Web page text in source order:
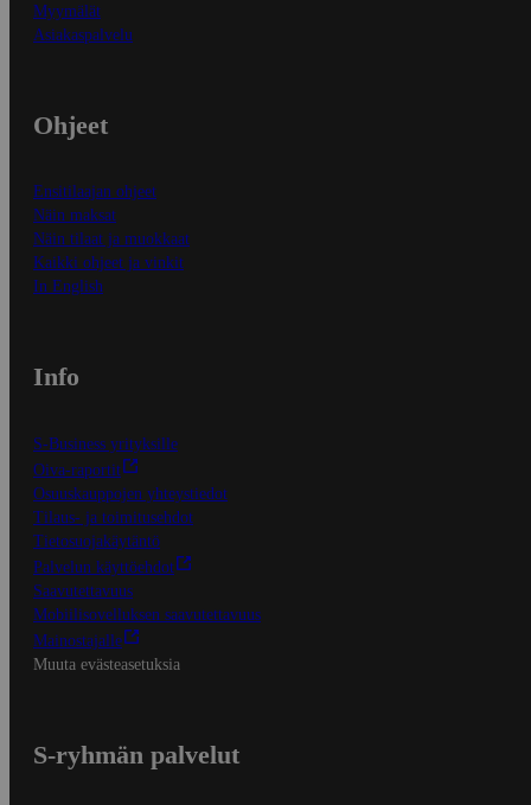
Myymälät
Asiakaspalvelu
Ohjeet
Ensitilaajan ohjeet
Näin maksat
Näin tilaat ja muokkaat
Kaikki ohjeet ja vinkit
In English
Info
S-Business yrityksille
Oiva-raportit
Osuuskauppojen yhteystiedot
Tilaus- ja toimitusehdot
Tietosuojakäytäntö
Palvelun käyttöehdot
Saavutettavuus
Mobiilisovelluksen saavutettavuus
Mainostajalle
Muuta evästeasetuksia
S-ryhmän palvelut